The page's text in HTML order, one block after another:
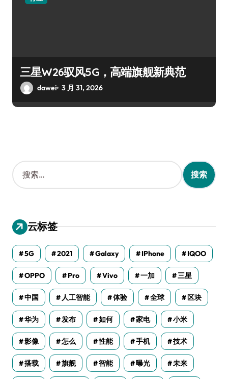
三星W26驭风5G，高端旗舰新典范
dawei 3 月 31, 2026
搜
索
：
云标签
5G 2021 Galaxy IPhone IQOO
OPPO Pro Vivo 一加 三星
中国 人工智能 体验 全球 区块
华为 发布 如何 家电 小米
影像 怎么 性能 手机 技术
搭载 旗舰 智能 曝光 未来